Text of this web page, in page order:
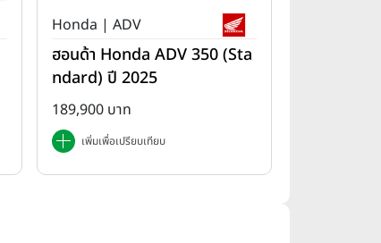
Honda | ADV
ฮอนด้า Honda ADV 350 (Sta
ndard) ปี 2025
189,900 บาท
เพิ่มเพื่อเปรียบเทียบ